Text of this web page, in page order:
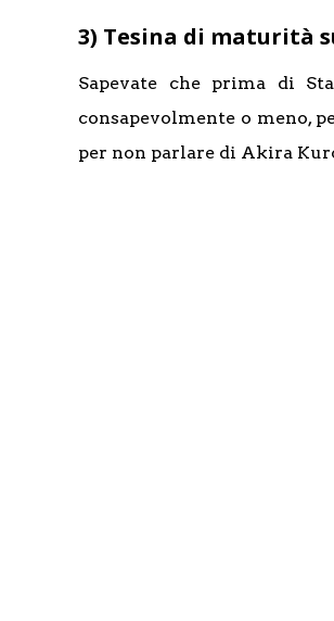
3) Tesina di maturità
Sapevate che prima di
consapevolmente o meno,
per non parlare di Akira